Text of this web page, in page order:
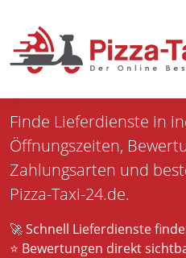
Finde Lieferdienste in
Öffnungszeiten,
Zahlungsarten und
Pizza-Taxi-24.de.
🚀 Schnell Lieferdienste
⭐ Bewertungen direkt